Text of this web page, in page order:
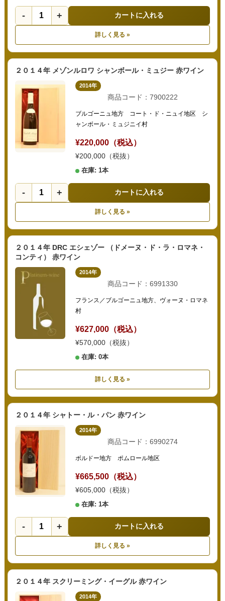
- + カートに入れる
詳しく見る »
２０１４年 メゾンルロワ シャンボール・ミュジー 赤ワイン
2014年
商品コード：7900222
ブルゴーニュ地方 コート・ド・ニュイ地区 シ
ャンボール・ミュジニイ村
¥220,000（税込）
¥200,000（税抜）
在庫: 1本
- + カートに入れる
詳しく見る »
２０１４年 DRC エシェゾー （ドメーヌ・ド・ラ・ロマネ・
コンティ） 赤ワイン
2014年
商品コード：6991330
フランス／ブルゴーニュ地方、ヴォーヌ・ロマネ
村
¥627,000（税込）
¥570,000（税抜）
在庫: 0本
詳しく見る »
２０１４年 シャトー・ル・パン 赤ワイン
2014年
商品コード：6990274
ボルドー地方 ポムロール地区
¥665,500（税込）
¥605,000（税抜）
在庫: 1本
- + カートに入れる
詳しく見る »
２０１４年 スクリーミング・イーグル 赤ワイン
2014年